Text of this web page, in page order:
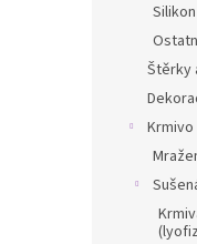
Silikon
Štěrky
Krmivo